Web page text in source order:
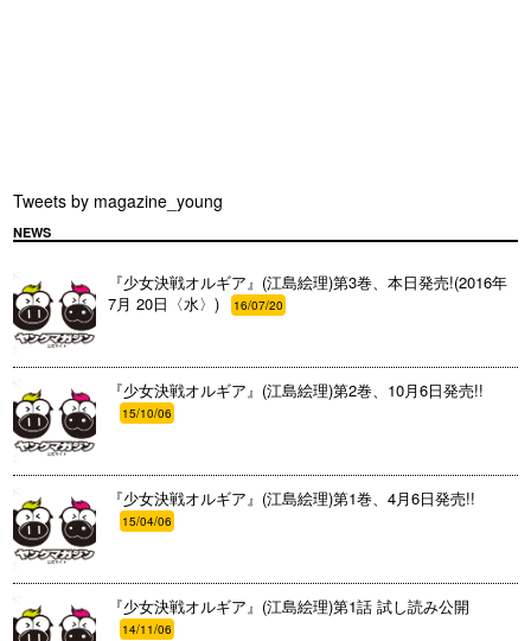
Tweets by magazine_young
NEWS
『少女決戦オルギア』(江島絵理)第3巻、本日発売!(2016年
7月 20日〈水〉)
16/07/20
『少女決戦オルギア』(江島絵理)第2巻、10月6日発売!!
15/10/06
『少女決戦オルギア』(江島絵理)第1巻、4月6日発売!!
15/04/06
『少女決戦オルギア』(江島絵理)第1話 試し読み公開
14/11/06